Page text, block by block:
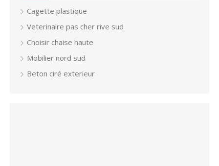
Cagette plastique
Veterinaire pas cher rive sud
Choisir chaise haute
Mobilier nord sud
Beton ciré exterieur